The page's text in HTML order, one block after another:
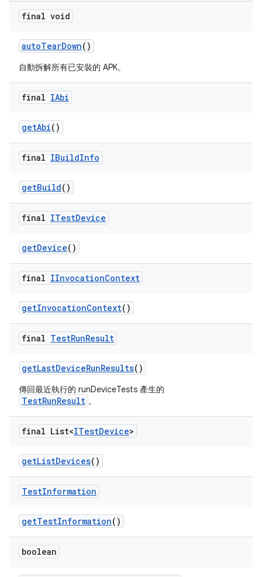
final void
autoTearDown()
自動拆解所有已安裝的 APK。
final IAbi
getAbi()
final IBuildInfo
getBuild()
final ITestDevice
getDevice()
final IInvocationContext
getInvocationContext()
final TestRunResult
getLastDeviceRunResults()
傳回最近執行的 runDeviceTests 產生的
TestRunResult 。
final List<ITestDevice>
getListDevices()
TestInformation
getTestInformation()
boolean